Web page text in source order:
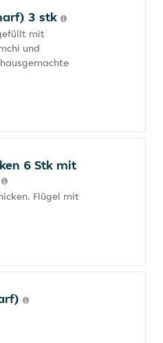
3 stk
mit
und
6 Stk mit
Flügel mit